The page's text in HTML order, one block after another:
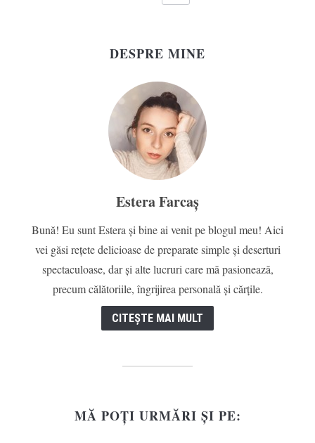
DESPRE MINE
Estera Farcaș
Bună! Eu sunt Estera și bine ai venit pe blogul meu! Aici
vei găsi rețete delicioase de preparate simple și deserturi
spectaculoase, dar și alte lucruri care mă pasionează,
precum călătoriile, îngrijirea personală și cărțile.
CITEȘTE MAI MULT
MĂ POȚI URMĂRI ȘI PE: